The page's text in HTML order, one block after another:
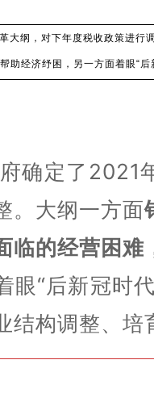
大纲，对下年度税收政策进行
助经济纾困，另一方面着眼“
确定了2021
。大纲一方面
临的经营困
眼“后新冠时
结构调整、培